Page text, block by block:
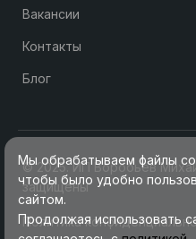
Вакансии
Контакты
Блог
© 2025. ИП Воробьев
защищены
Политика
Мы обрабатываем файлы
чтобы было удобно
сайтом.
Продолжая использовать